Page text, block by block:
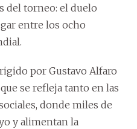
del torneo: el duelo
entre los ocho
por Gustavo Alfaro
se refleja tanto en las
donde miles de
y alimentan la